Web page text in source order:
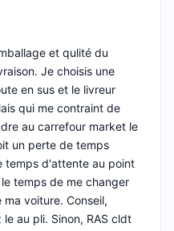
et qulité du
Je choisis une
en sus et le livreur
qui me contraint de
au carrefour market le
un perte de temps
temps d'attente au point
temps de me changer
voiture. Conseil,
au pli. Sinon, RAS cldt